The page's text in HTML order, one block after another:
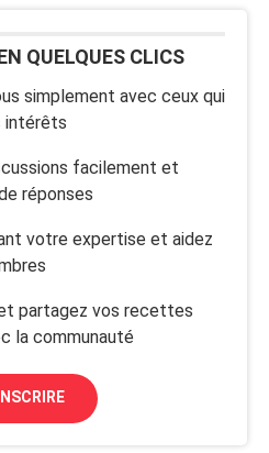
QUELQUES CLICS
simplement avec ceux qui
intérêts
facilement et
réponses
votre expertise et aidez
partagez vos recettes
la communauté